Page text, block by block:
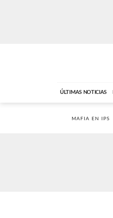
ÚLTIMAS NOTICIAS
MAFIA EN IPS